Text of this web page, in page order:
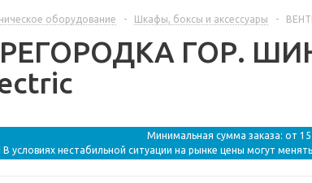
оборудование - Шкафы, боксы и аксессуары -
ГОР. ШИН
Минимальная сумма заказа: от
условиях нестабильной ситуации на рынке цены могут